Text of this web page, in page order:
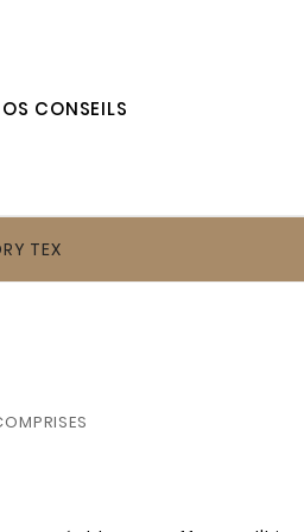
CONSEILS
TEX